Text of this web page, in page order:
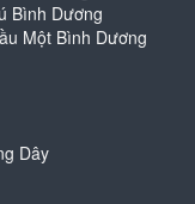
Bình Dương
Một Bình Dương
Dây